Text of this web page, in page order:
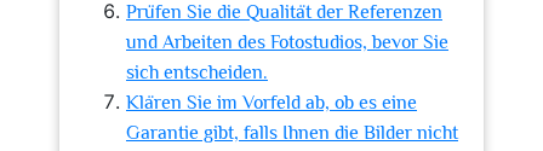
Prüfen Sie die Qualität der Referenzen
und Arbeiten des Fotostudios, bevor Sie
sich entscheiden.
Klären Sie im Vorfeld ab, ob es eine
Garantie gibt, falls Ihnen die Bilder nicht